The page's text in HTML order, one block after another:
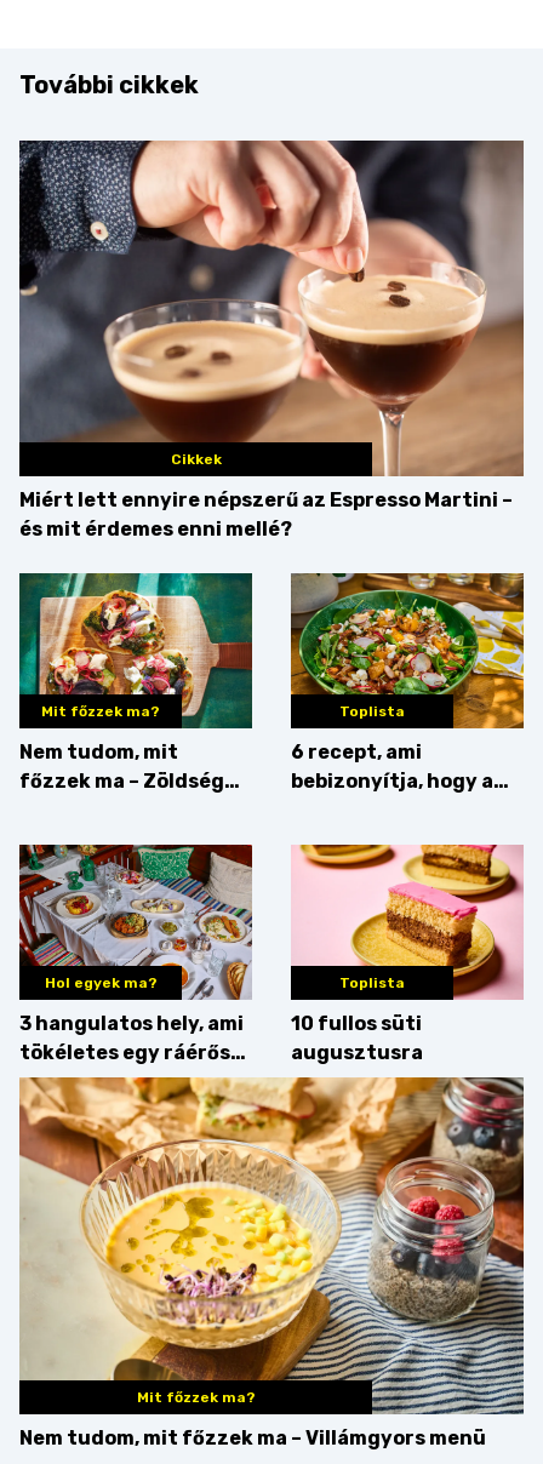
További cikkek
Cikkek
Miért lett ennyire népszerű az Espresso Martini –
és mit érdemes enni mellé?
Mit főzzek ma?
Nem tudom, mit
főzzek ma – Zöldség
Toplista
6 recept, ami
bebizonyítja, hogy a
zseniális
Hol egyek ma?
3 hangulatos hely, ami
tökéletes egy ráérős
hétvégi ebédhez
Toplista
10 fullos süti
augusztusra
Mit főzzek ma?
Nem tudom, mit főzzek ma – Villámgyors menü